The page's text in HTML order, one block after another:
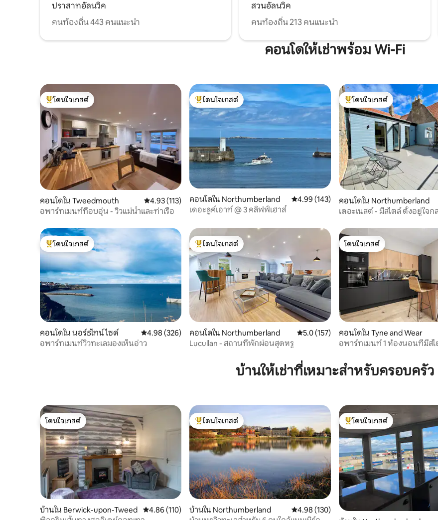
ปราสาทอัลนวิค
คนท้องถิ่น 443 คนแนะนำ
สวนอัลนวิค
คนท้องถิ่น 213 คนแนะนำ
คอนโดให้เช่าพร้อม Wi-Fi
โดนใจเกสต์ที่สุด
โดนใจเกสต์
คอนโดใน Tweedmouth คะแนนเฉลี่ย 4.93 จาก 5, 113 รีวิว
4.93 (113)
อพาร์ทเมนท์ที่อบอุ่น - วิวแม่น้ำและท่าเรือ
โดนใจเกสต์ที่สุด
โดนใจเกสต์
คอนโดใน Northumberland คะแนนเฉลี่ย 4.99 จาก 5, 143 รีวิว
4.99 (143)
เดอะลูค์เอาท์ @ 3 คลิฟฟ์เฮาส์
โดนใจเกสต์ที่สุด
โดนใจเกสต์
คอนโดใน Northumberland
เดอะเนสต์ - มีสไตล์ ตั้งอยู่ใจก
โดนใจเกสต์ที่สุด
โดนใจเกสต์
คอนโดใน นอร์ธไทน์ไซด์ คะแนนเฉลี่ย 4.98 จาก 5, 326 รีวิว
4.98 (326)
อพาร์ทเมนท์วิวทะเลมองเห็นอ่าว
โดนใจเกสต์ที่สุด
โดนใจเกสต์
คอนโดใน Northumberland คะแนนเฉลี่ย 5.0 จาก 5, 157 รีวิว
5.0 (157)
Lucullan - สถานที่พักผ่อนสุดหรู
โดนใจเกสต์
โดนใจเกสต์
คอนโดใน Tyne and Wear
อพาร์ทเมนท์ 1 ห้องนอนที่มีสไ
บ้านให้เช่าที่เหมาะสำหรับครอบครัว
โดนใจเกสต์
โดนใจเกสต์
บ้านใน Berwick-upon-Tweed คะแนนเฉลี่ย 4.86 จาก 5, 110 รีวิว
4.86 (110)
โดนใจเกสต์ที่สุด
โดนใจเกสต์
บ้านใน Northumberland คะแนนเฉลี่ย 4.98 จาก 5, 130 รีวิว
4.98 (130)
โดนใจเกสต์ที่สุด
โดนใจเกสต์